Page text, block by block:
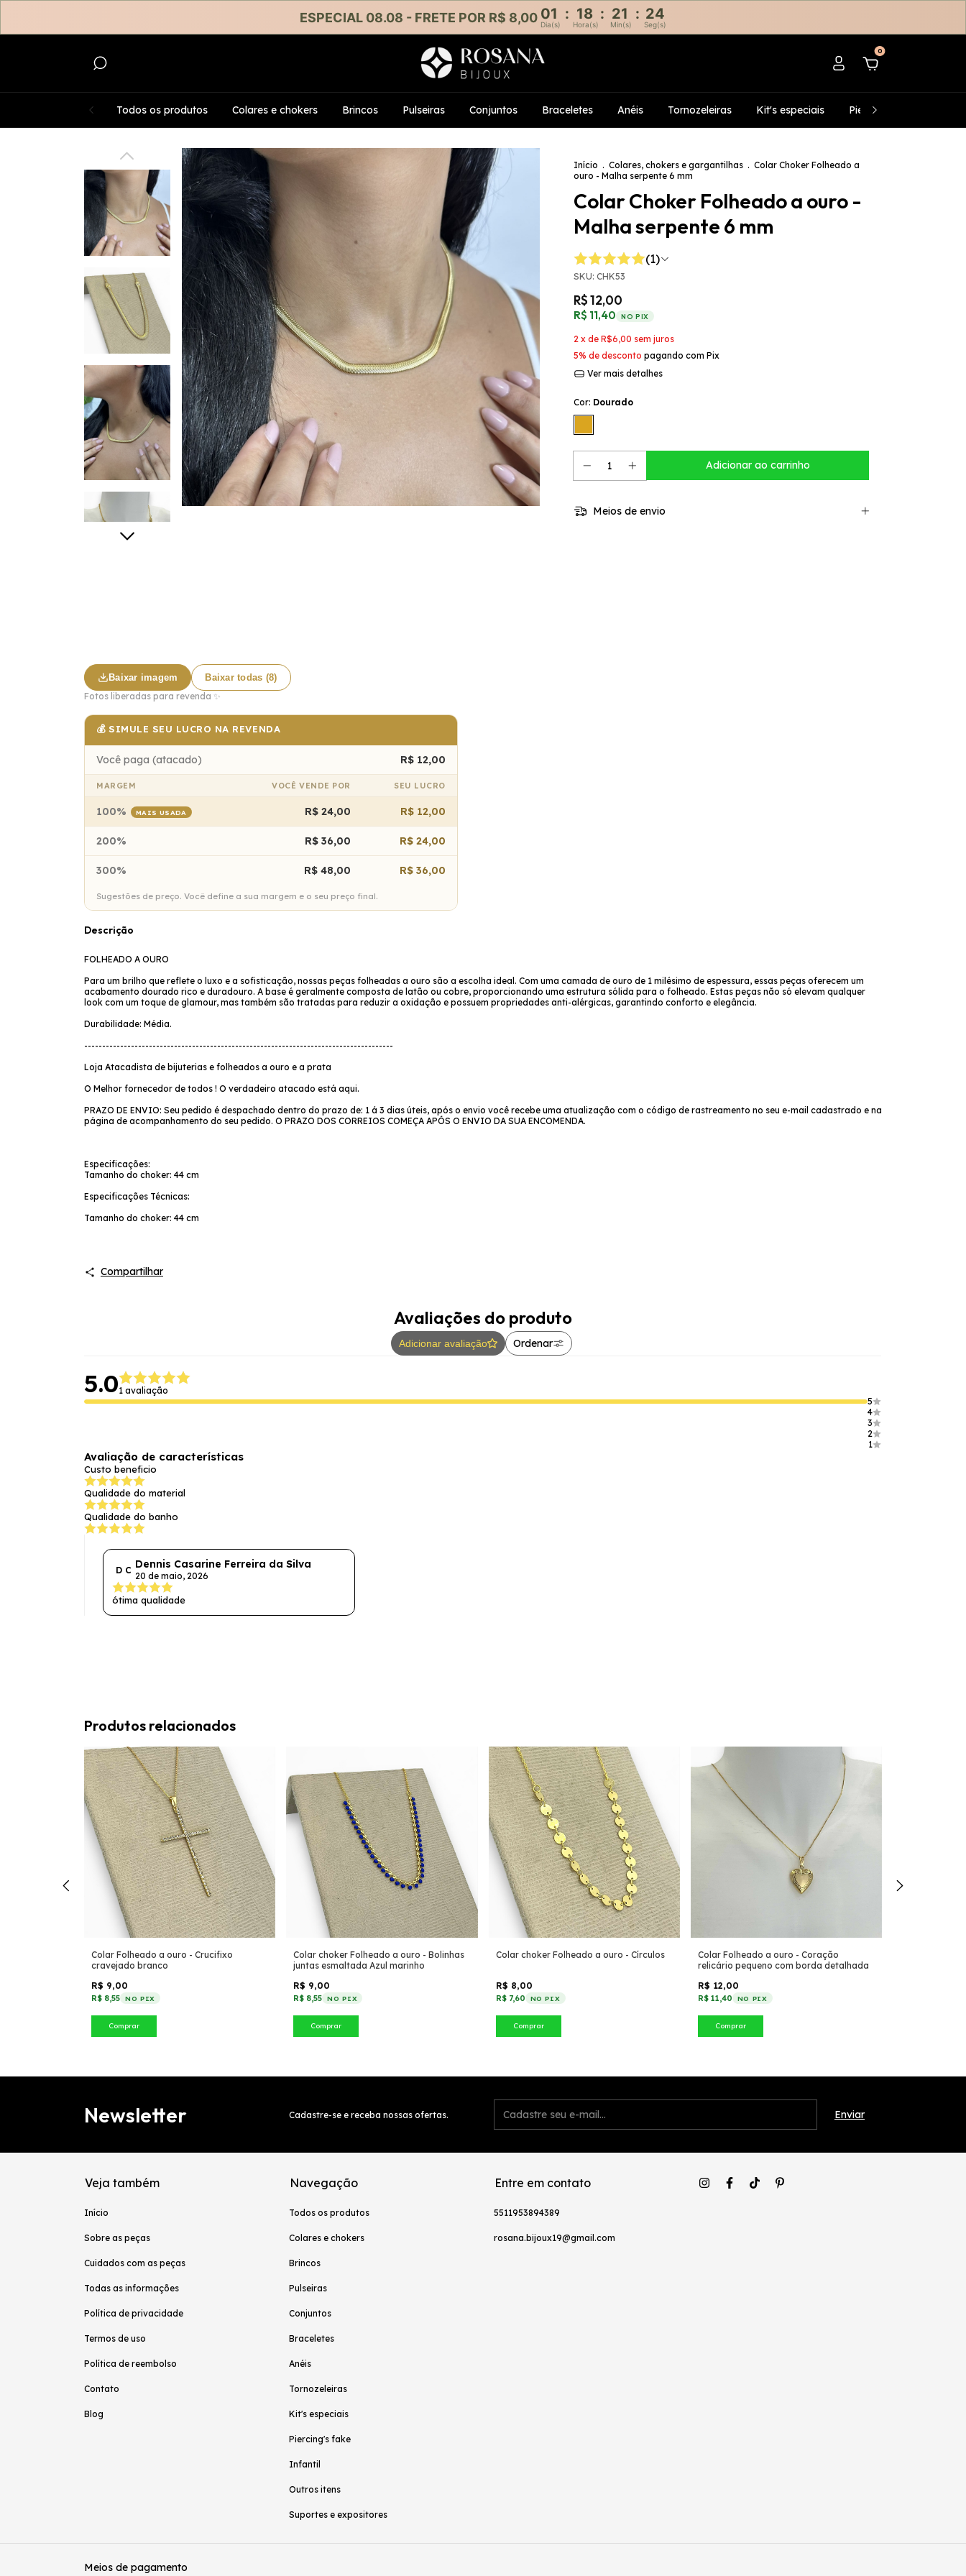
ESPECIAL 08.08 - FRETE POR R$ 8,00 01 : 18 : 21 : 23
Dia(s) Hora(s) Min(s) Seg(s)
0
Todos os produtos Colares e chokers Brincos Pulseiras Conjuntos Braceletes Anéis Tornozeleiras Kit's especiais Piercing's fake
Início . Colares, chokers e gargantilhas . Colar Choker Folheado a
ouro - Malha serpente 6 mm
Colar Choker Folheado a ouro -
Malha serpente 6 mm
(1)
SKU: CHK53
R$ 12,00
R$ 11,40 NO PIX
2 x de R$6,00 sem juros
5% de desconto pagando com Pix
Ver mais detalhes
Cor: Dourado
Meios de envio
Baixar imagem
Baixar todas (8)
Fotos liberadas para revenda ✨
💰 SIMULE SEU LUCRO NA REVENDA
Você paga (atacado) R$ 12,00
MARGEM VOCÊ VENDE POR SEU LUCRO
100% MAIS USADA R$ 24,00 R$ 12,00
200% R$ 36,00 R$ 24,00
300% R$ 48,00 R$ 36,00
Sugestões de preço. Você define a sua margem e o seu preço final.
Descrição
FOLHEADO A OURO
Para um brilho que reflete o luxo e a sofisticação, nossas peças folheadas a ouro são a escolha ideal. Com uma camada de ouro de 1 milésimo de espessura, essas peças oferecem um
acabamento dourado rico e duradouro. A base é geralmente composta de latão ou cobre, proporcionando uma estrutura sólida para o folheado. Estas peças não só elevam qualquer
look com um toque de glamour, mas também são tratadas para reduzir a oxidação e possuem propriedades anti-alérgicas, garantindo conforto e elegância.
Durabilidade: Média.
--------------------------------------------------------------------------------------
Loja Atacadista de bijuterias e folheados a ouro e a prata
O Melhor fornecedor de todos ! O verdadeiro atacado está aqui.
PRAZO DE ENVIO: Seu pedido é despachado dentro do prazo de: 1 á 3 dias úteis, após o envio você recebe uma atualização com o código de rastreamento no seu e-mail cadastrado e na
página de acompanhamento do seu pedido. O PRAZO DOS CORREIOS COMEÇA APÓS O ENVIO DA SUA ENCOMENDA.
Especificações:
Tamanho do choker: 44 cm
Especificações Técnicas:
Tamanho do choker: 44 cm
Compartilhar
Avaliações do produto
Adicionar avaliação Ordenar
5.01 avaliação
5
4
3
2
1
Avaliação de características
Custo beneficio
Qualidade do material
Qualidade do banho
D C Dennis Casarine Ferreira da Silva
20 de maio, 2026
ótima qualidade
Produtos relacionados
Colar Folheado a ouro - Crucifixo
cravejado branco
R$ 9,00
R$ 8,55 NO PIX
Comprar
Colar choker Folheado a ouro - Bolinhas
juntas esmaltada Azul marinho
R$ 9,00
R$ 8,55 NO PIX
Comprar
Colar choker Folheado a ouro - Círculos
R$ 8,00
R$ 7,60 NO PIX
Comprar
Colar Folheado a ouro - Coração
relicário pequeno com borda detalhada
R$ 12,00
R$ 11,40 NO PIX
Comprar
Newsletter Cadastre-se e receba nossas ofertas.
Veja também
Início
Sobre as peças
Cuidados com as peças
Todas as informações
Política de privacidade
Termos de uso
Política de reembolso
Contato
Blog
Navegação
Todos os produtos
Colares e chokers
Brincos
Pulseiras
Conjuntos
Braceletes
Anéis
Tornozeleiras
Kit's especiais
Piercing's fake
Infantil
Outros itens
Suportes e expositores
Entre em contato
5511953894389
rosana.bijoux19@gmail.com
Meios de pagamento